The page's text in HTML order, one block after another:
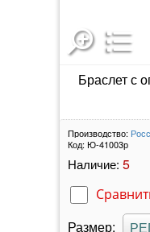
Браслет с
Производство:
Код: Ю-41003р
Наличие: 5
Размер: